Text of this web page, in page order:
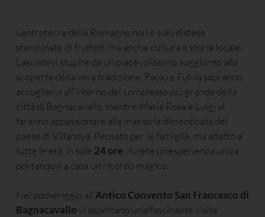
L’entroterra della Romagna non è solo distese
sterminate di frutteti, ma anche cultura e storia locale.
Lasciatevi stupire da un piacevolissimo soggiorno alla
scoperta della vera tradizione. Paolo e Fulvia sapranno
accogliervi all’interno del complesso più grande della
città di Bagnacavallo, mentre Maria Rosa e Luigi vi
faranno appassionare alla maestria dimenticata del
paese di Villanova. Pensato per le famiglie, ma adatto a
tutte le età, in sole 24 ore vivrete un’esperienza unica
portandovi a casa un ricordo magico.
Nel pomeriggio all’ Antico Convento San Francesco di
Bagnacavallo vi aspettano un’affascinante visita